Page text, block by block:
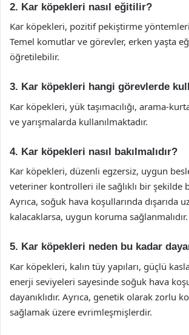
2. Kar köpekleri nasıl eğitilir?
Kar köpekleri, pozitif pekiştirme
Temel komutlar ve görevler, erken yaşta
öğretilebilir.
3. Kar köpekleri hangi görevlerde
Kar köpekleri, yük taşımacılığı, arama-
ve yarışmalarda kullanılmaktadır.
4. Kar köpekleri nasıl bakılmalıdır?
Kar köpekleri, düzenli egzersiz, uygun
veteriner kontrolleri ile sağlıklı bir şekilde
Ayrıca, soğuk hava koşullarında dışarıda
kalacaklarsa, uygun koruma sağlanmalıdır.
5. Kar köpekleri neden bu kadar
Kar köpekleri, kalın tüy yapıları, güçlü
enerji seviyeleri sayesinde soğuk hava
dayanıklıdır. Ayrıca, genetik olarak zorlu
sağlamak üzere evrimleşmişlerdir.